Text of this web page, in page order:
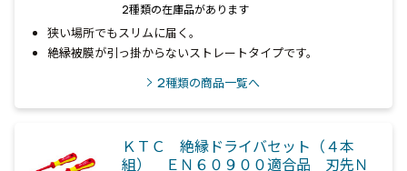
2種類の在庫品があります
狭い場所でもスリムに届く。
絶縁被膜が引っ掛からないストレートタイプです。
2種類の商品一覧へ
ＫＴＣ 絶縁ドライバセット（４本
組） ＥＮ６０９００適合品 刃先Ｎ